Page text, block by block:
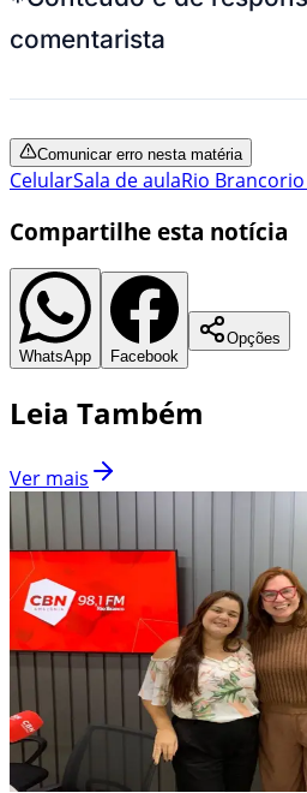
comentarista
Comunicar erro nesta matéria
CelularSala de aulaRio Branco
Compartilhe esta notícia
WhatsApp Facebook
Opções
Leia Também
Ver mais